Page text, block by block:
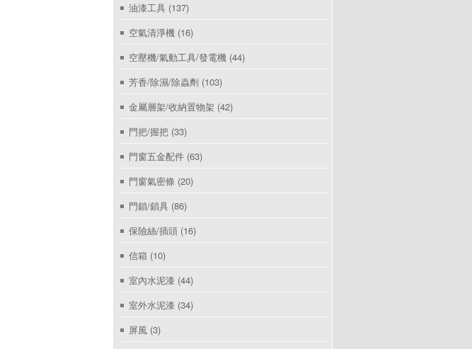
油漆工具 (137)
空氣清淨機 (16)
空壓機/氣動工具/發電機 (44)
芳香/除濕/除蟲劑 (103)
金屬層架/收納置物架 (42)
門把/握把 (33)
門窗五金配件 (63)
門窗氣密條 (20)
門鎖/鎖具 (86)
保險絲/插頭 (16)
信箱 (10)
室內水泥漆 (44)
室外水泥漆 (34)
屏風 (3)